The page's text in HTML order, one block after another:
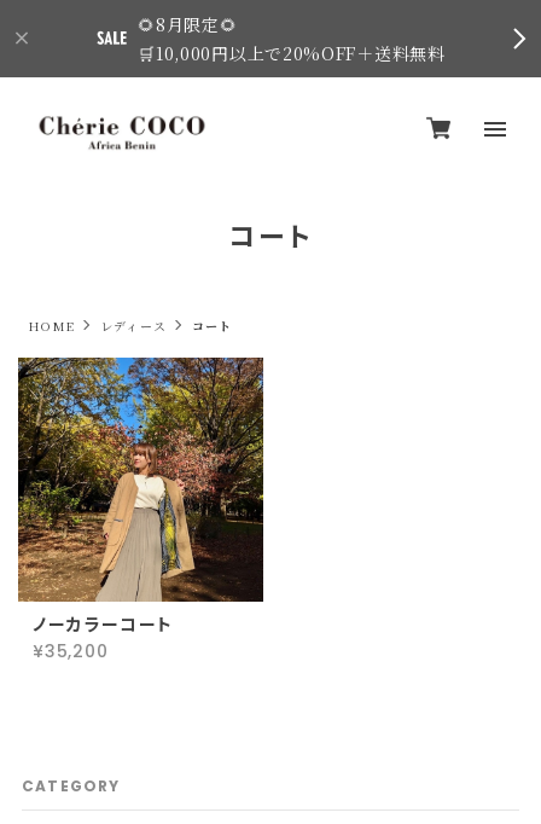
🌻8月限定🌻
🛒10,000円以上で20%OFF＋送料無料
コート
HOME レディース コート
ノーカラーコート
¥35,200
CATEGORY